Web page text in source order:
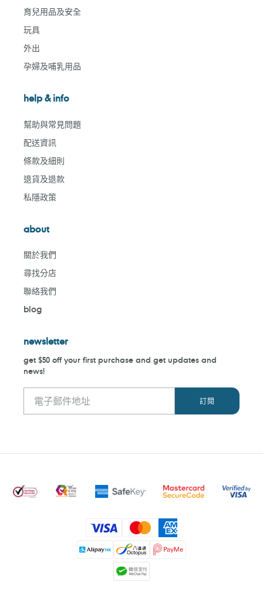
育兒用品及安全
玩具
外出
孕婦及哺乳用品
help & info
幫助與常見問題
配送資訊
條款及細則
退貨及退款
私隱政策
about
關於我們
尋找分店
聯絡我們
blog
newsletter
get $50 off your first purchase and get updates and
news!
付
款
方
式